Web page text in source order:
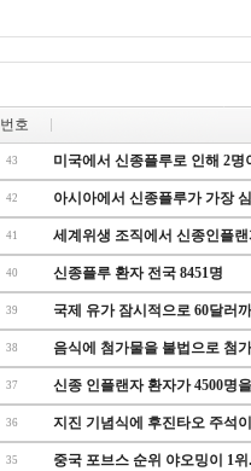
번호
43 미국에서 신종플루로 인해 2명
42 아시아에서 신종플루가 가장
41 세계위생 조직에서 신종인플
40 신종플루 환자 전국 8451명
39 국제 유가 잠시적으로 60달러
38 음식에 첨가물을 불법으로 첨
37 신종 인플랜자 환자가 4500명
36 지진 기념식에 후진타오 주석
35 중국 포브스 순위 야오밍이 1위